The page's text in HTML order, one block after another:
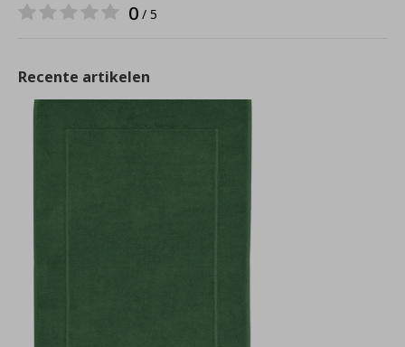
0 / 5
Recente artikelen